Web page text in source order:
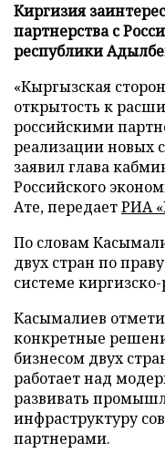
Киргизия
партнерства с
республики
«Кыргызская
открытость к
российскими
реализации новых
заявил глава
Российского
Ате, передаетРИА
По словам
двух стран по
системе
Касымалиев
конкретные
бизнесом двух
работает над
развивать
инфраструктуру
партнерами.